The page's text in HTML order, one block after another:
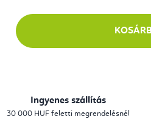
Ingyenes szállítás
30 000 HUF feletti megrendelésnél